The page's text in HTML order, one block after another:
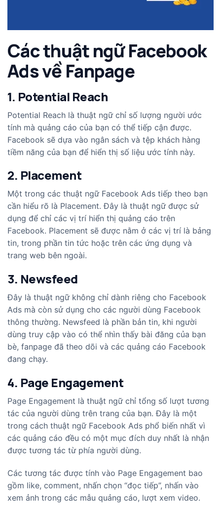
Các thuật ngữ Facebook
Ads về Fanpage
1. Potential Reach
Potential Reach là thuật ngữ chỉ số lượng người ước
tính mà quảng cáo của bạn có thể tiếp cận được.
Facebook sẽ dựa vào ngân sách và tệp khách hàng
tiềm năng của bạn để hiển thị số liệu ước tính này.
2. Placement
Một trong các thuật ngữ Facebook Ads tiếp theo bạn
cần hiểu rõ là Placement. Đây là thuật ngữ được sử
dụng để chỉ các vị trí hiển thị quảng cáo trên
Facebook. Placement sẽ được nằm ở các vị trí là bảng
tin, trong phần tin tức hoặc trên các ứng dụng và
trang web bên ngoài.
3. Newsfeed
Đây là thuật ngữ không chỉ dành riêng cho Facebook
Ads mà còn sử dụng cho các người dùng Facebook
thông thường. Newsfeed là phần bản tin, khi người
dùng truy cập vào có thể nhìn thấy bài đăng của bạn
bè, fanpage đã theo dõi và các quảng cáo Facebook
đang chạy.
4. Page Engagement
Page Engagement là thuật ngữ chỉ tổng số lượt tương
tác của người dùng trên trang của bạn. Đây là một
trong cách thuật ngữ Facebook Ads phổ biến nhất vì
các quảng cáo đều có một mục đích duy nhất là nhận
được tương tác từ phía người dùng.
Các tương tác được tính vào Page Engagement bao
gồm like, comment, nhấn chọn “đọc tiếp”, nhấn vào
xem ảnh trong các mẫu quảng cáo, lượt xem video.